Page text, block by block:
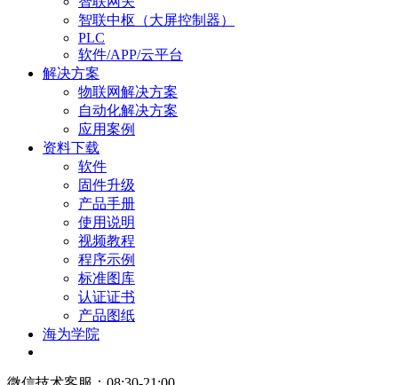
智联中枢（大屏控制器）
PLC
软件/APP/云平台
解决方案
物联网解决方案
自动化解决方案
应用案例
资料下载
软件
固件升级
产品手册
使用说明
视频教程
程序示例
标准图库
认证证书
产品图纸
海为学院